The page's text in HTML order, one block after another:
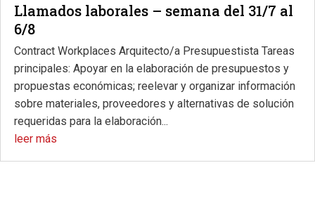
Llamados laborales – semana del 31/7 al
6/8
Contract Workplaces Arquitecto/a Presupuestista Tareas
principales: Apoyar en la elaboración de presupuestos y
propuestas económicas; reelevar y organizar información
sobre materiales, proveedores y alternativas de solución
requeridas para la elaboración...
leer más